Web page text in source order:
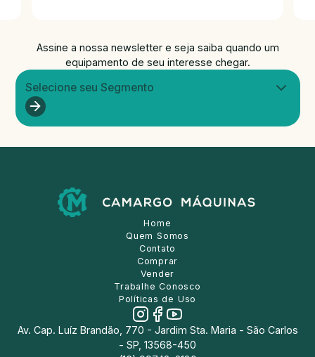
Assine a nossa newsletter e seja saiba quando um
equipamento de seu interesse chegar.
Selecione seu Segmento
Home
Quem Somos
Contato
Comprar
Vender
Trabalhe Conosco
Políticas de Uso
Av. Cap. Luíz Brandão, 770 - Jardim Sta. Maria - São Carlos
- SP, 13568-450